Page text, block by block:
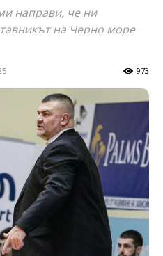
направи, че ни
на Черно море
973